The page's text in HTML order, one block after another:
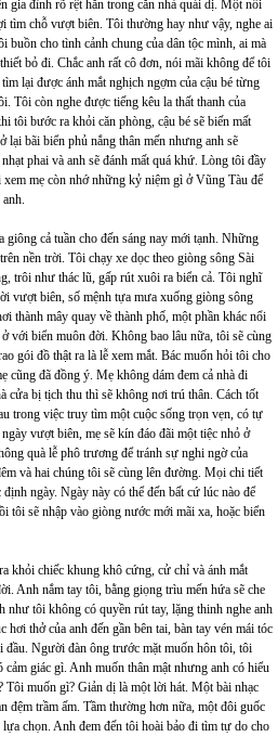
gia đình rõ rệt hẳn trong căn nhà quái dị. Một nỗi
tìm chỗ vượt biên. Tôi thường hay như vậy, nghe ai
buồn cho tình cảnh chung của dân tộc mình, ai mà
bỏ đi. Chắc anh rất cô đơn, nói mãi không để tôi
lại được ánh mắt nghịch ngợm của cậu bé từng
Tôi còn nghe được tiếng kêu la thất thanh của
tôi bước ra khỏi căn phòng, cậu bé sẽ biến mất
lại bãi biển phủ nắng thân mến nhưng anh sẽ
phai và anh sẽ đánh mất quá khứ. Lòng tôi đầy
mẹ còn nhớ những kỷ niệm gì ở Vũng Tàu để
cả tuần cho đến sáng nay mới tạnh. Những
nền trời. Tôi chạy xe dọc theo giòng sông Sài
trôi như thác lũ, gấp rút xuôi ra biển cả. Tôi nghĩ
vượt biên, số mệnh tựa mưa xuống giòng sông
thành mây quay về thành phố, một phần khác nổi
với biển muôn đời. Không bao lâu nữa, tôi sẽ cùng
gói đồ thật ra là lễ xem mắt. Bác muốn hỏi tôi cho
cũng đã đồng ý. Mẹ không dám đem cả nhà đi
cửa bị tịch thu thì sẽ không nơi trú thân. Cách tốt
trong việc truy tìm một cuộc sống trọn vẹn, có tự
vượt biên, mẹ sẽ kín đáo đãi một tiệc nhỏ ở
quà lễ phô trương để tránh sự nghi ngờ của
và hai chúng tôi sẽ cùng lên đường. Mọi chi tiết
ngày. Ngày này có thể đến bất cứ lúc nào để
tôi sẽ nhập vào giòng nước mới mãi xa, hoặc biển
khỏi chiếc khung khô cứng, cử chỉ và ánh mắt
Anh nắm tay tôi, bằng giọng trìu mến hứa sẽ che
tôi không có quyền rút tay, lặng thinh nghe anh
thở của anh đến gần bên tai, bàn tay vén mái tóc
đầu. Người đàn ông trước mặt muốn hôn tôi, tôi
giác gì. Anh muốn thân mật nhưng anh có hiểu
Tôi muốn gì? Giản dị là một lời hát. Một bài nhạc
đệm trầm ấm. Tầm thường hơn nữa, một đôi guốc
chọn. Anh đem đến tôi hoài bảo đi tìm tự do cho